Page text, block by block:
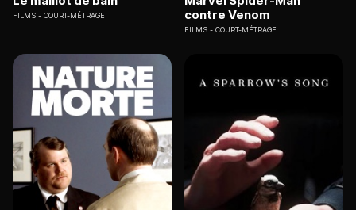
FILMS COURT-MÉTRAGE
contre Venom
FILMS COURT-MÉTRAGE